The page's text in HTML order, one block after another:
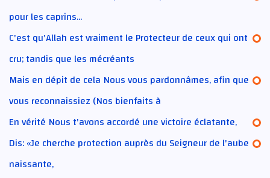
pour les caprins...
C'est qu'Allah est vraiment le Protecteur de ceux qui ont
cru; tandis que les mécréants
Mais en dépit de cela Nous vous pardonnâmes, afin que
vous reconnaissiez (Nos bienfaits à
En vérité Nous t'avons accordé une victoire éclatante,
Dis: «Je cherche protection auprès du Seigneur de l'aube
naissante,